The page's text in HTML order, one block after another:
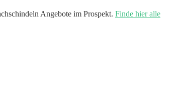
Angebote im Prospekt. Finde hier alle